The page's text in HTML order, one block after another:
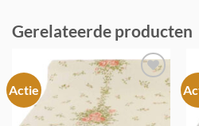
Gerelateerde producten
Actie
Toevoegen
aan
verlanglijst